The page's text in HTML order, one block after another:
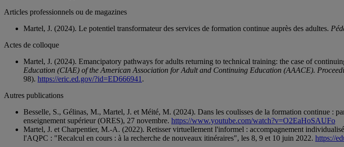
Articles professionnels ou de magazines
Martel, J. (2024). Le potentiel transformateur des services de formation continue auprès des adultes.
Actes de colloque
Martel, J. (2024). Emancipatory pathways for adults returning to technical training: the case of
Education (CIAE) of the American Association for Adult and Continuing Education (AAACE).
98). https://eric.ed.gov/?id=ED666941 .
Autres publications
Besselle, S., Gélinas, M., Martel, J. et Méité, M. (2024). Dans les coulisses de la formation continue :
enseignement supérieur (ORES), 27 novembre. https://www.youtube.com/watch?v=O2EaHoSAUFo
Martel, J. et Charpentier, M.-A. (2022). Retisser virtuellement l'informel : accompagnement
l'AQPC : "Recalcul en cours : à la recherche de nouveaux itinéraires", les 8, 9 et 10 juin 2022. https://